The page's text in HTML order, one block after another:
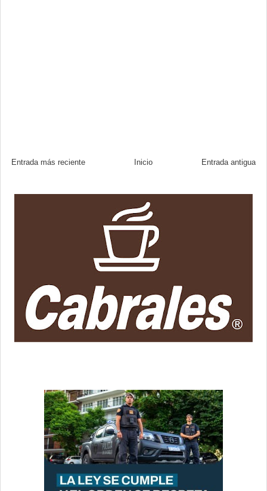
Entrada más reciente Entrada antigua
Inicio